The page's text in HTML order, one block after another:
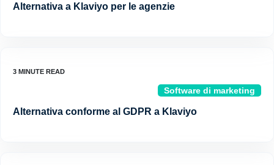
Alternativa a Klaviyo per le agenzie
Software di marketing
Alternativa conforme al GDPR a Klaviyo